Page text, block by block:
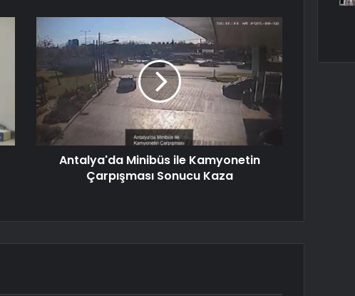
Antalya'da Minibüs ile Kamyonetin
Çarpışması Sonucu Kaza